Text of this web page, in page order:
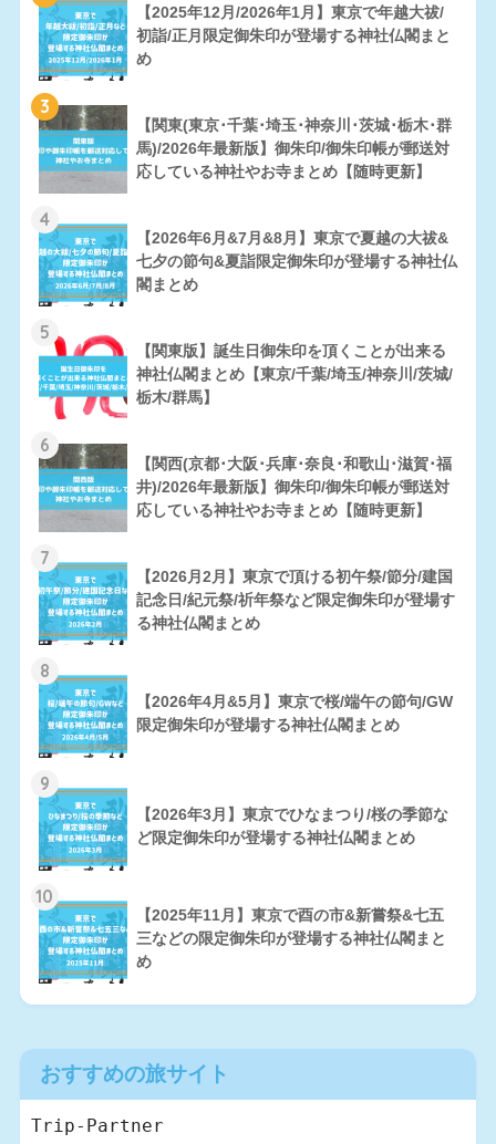
【2025年12月/2026年1月】東京で年越大祓/
初詣/正月限定御朱印が登場する神社仏閣まと
め
3
【関東(東京･千葉･埼玉･神奈川･茨城･栃木･群
馬)/2026年最新版】御朱印/御朱印帳が郵送対
応している神社やお寺まとめ【随時更新】
4
【2026年6月&7月&8月】東京で夏越の大祓&
七夕の節句&夏詣限定御朱印が登場する神社仏
閣まとめ
5
【関東版】誕生日御朱印を頂くことが出来る
神社仏閣まとめ【東京/千葉/埼玉/神奈川/茨城/
栃木/群馬】
6
【関西(京都･大阪･兵庫･奈良･和歌山･滋賀･福
井)/2026年最新版】御朱印/御朱印帳が郵送対
応している神社やお寺まとめ【随時更新】
7
【2026月2月】東京で頂ける初午祭/節分/建国
記念日/紀元祭/祈年祭など限定御朱印が登場す
る神社仏閣まとめ
8
【2026年4月&5月】東京で桜/端午の節句/GW
限定御朱印が登場する神社仏閣まとめ
9
【2026年3月】東京でひなまつり/桜の季節な
ど限定御朱印が登場する神社仏閣まとめ
10
【2025年11月】東京で酉の市&新嘗祭&七五
三などの限定御朱印が登場する神社仏閣まと
め
おすすめの旅サイト